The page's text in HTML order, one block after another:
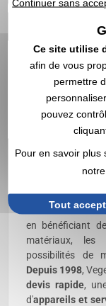
les références,
plastique
sont
accessoires de
thermostat
compatibles
réalisée, selon
impression
les accessoires
logo ou votre
challenges
cadeaux de fin
en bénéficiant
matériaux, les
possibilités de
Depuis 1998,
devis rapide,
d'appareils et
Continuer sans
Ce site utilise
afin de vous
permettre
pouvez
Pour en savoir plus
notre
Tout